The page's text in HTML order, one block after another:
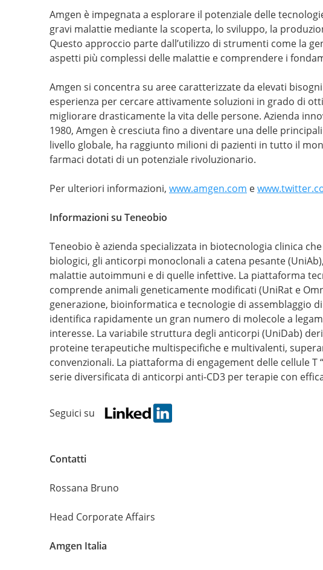
Amgen è impegnata a esplorare il potenziale delle
gravi malattie mediante la scoperta, lo sviluppo, la
Questo approccio parte dall’utilizzo di strumenti come la
aspetti più complessi delle malattie e comprendere i
Amgen si concentra su aree caratterizzate da elevati
esperienza per cercare attivamente soluzioni in grado di
migliorare drasticamente la vita delle persone. Azienda
1980, Amgen è cresciuta fino a diventare una delle
livello globale, ha raggiunto milioni di pazienti in tutto il
farmaci dotati di un potenziale rivoluzionario.
Per ulteriori informazioni, www.amgen.com e
Informazioni su Teneobio
Teneobio è azienda specializzata in biotecnologia clinica
biologici, gli anticorpi monoclonali a catena pesante
malattie autoimmuni e di quelle infettive. La piattaforma
comprende animali geneticamente modificati (UniRat e
generazione, bioinformatica e tecnologie di assemblaggio
identifica rapidamente un gran numero di molecole a
interesse. La variabile struttura degli anticorpi (UniDab)
proteine ​​terapeutiche multispecifiche e multivalenti,
convenzionali. La piattaforma di engagement delle cellule T
serie diversificata di anticorpi anti-CD3 per terapie con
Seguici su
Contatti
Rossana Bruno
Head Corporate Affairs
Amgen Italia